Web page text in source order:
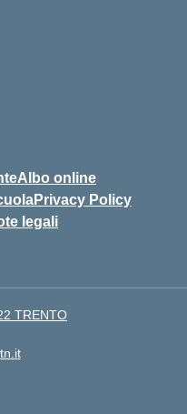
Albo online
Privacy Policy
legali
TRENTO